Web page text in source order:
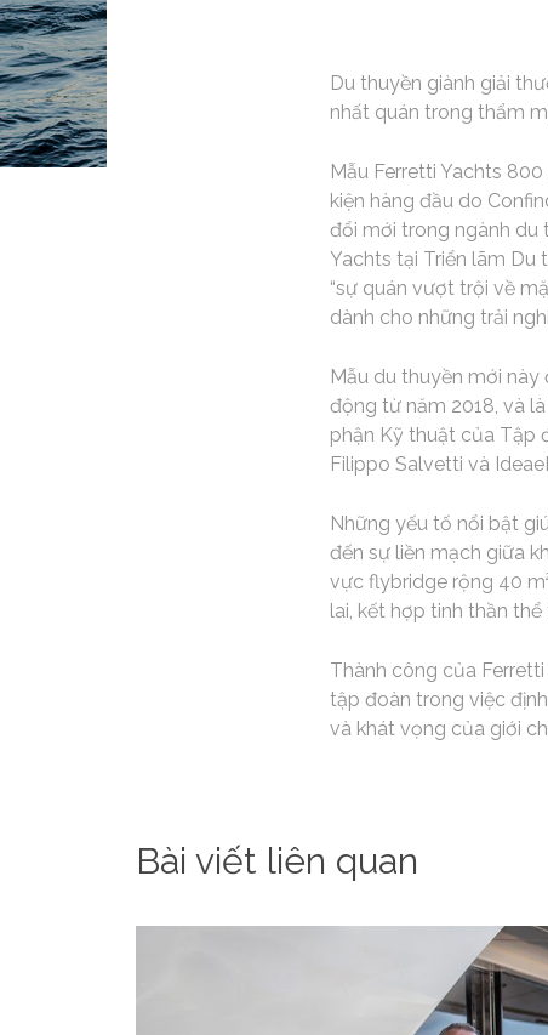
Du thuyền giành giải
nhất quán trong thẩm
Mẫu Ferretti Yachts
kiện hàng đầu do
đổi mới trong ngành du
Yachts tại Triển lãm Du
“sự quán vượt trội về
dành cho những trải
Mẫu du thuyền mới
động từ năm 2018, và
phận Kỹ thuật của Tập
Filippo Salvetti và
Những yếu tố nổi bật
đến sự liền mạch giữa
vực flybridge rộng 40
lai, kết hợp tinh thần
Thành công của
tập đoàn trong việc
và khát vọng của giới
Bài viết liên quan